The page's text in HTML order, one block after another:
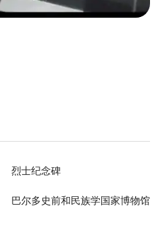
烈士纪念碑
巴尔多史前和民族学国家博物馆